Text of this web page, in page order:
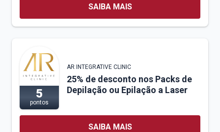
SAIBA MAIS
5
pontos
AR INTEGRATIVE CLINIC
25% de desconto nos Packs de
Depilação ou Epilação a Laser
SAIBA MAIS